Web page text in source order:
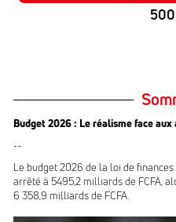
Budget 2026 : Le réalisme face
--
Le budget 2026 de la loi de
arrêté à 5495,2 milliards de FCFA,
6 358,9 milliards de FCFA.